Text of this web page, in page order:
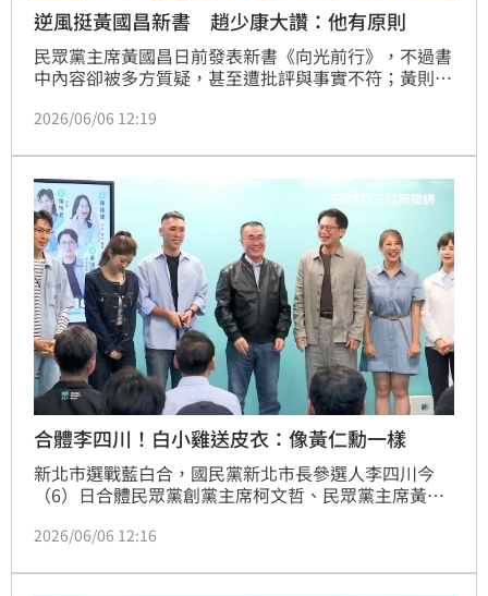
逆風挺黃國昌新書 趙少康大讚：他有原則
民眾黨主席黃國昌日前發表新書《向光前行》，不過書
中內容卻被多方質疑，甚至遭批評與事實不符；黃則回
法理解也很遺憾。戰鬥藍發起人趙少康5日出席發表
從大叔轉型為歐爸。
2026/06/06 12:19
合體李四川！白小雞送皮衣：像黃仁勳一樣
新北市選戰藍白合，國民黨新北市長參選人李四川今
（6）日合體民眾黨創黨主席柯文哲、民眾黨主席黃國
旗、新書《向光前行》，民眾黨新北市議員陳世軒則代
成為新北市優秀CEO。
2026/06/06 12:16